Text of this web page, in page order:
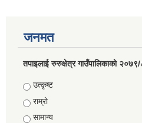
जनमत
तपाइलाई रुरुक्षेत्र गाउँपालिकाको
Choices
उत्कृष्ट
राम्रो
सामान्य